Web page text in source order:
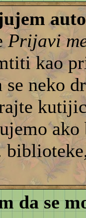
Prijavi
kao
se neko
da se